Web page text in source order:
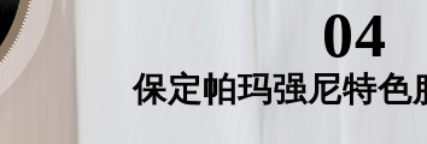
04
保定帕玛强尼特色